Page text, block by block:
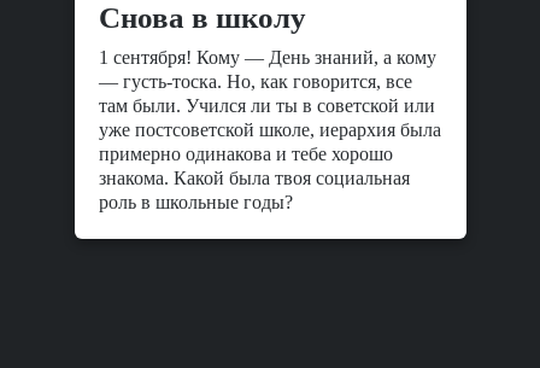
Снова в школу
1 сентября! Кому — День знаний, а кому
— густь-тоска. Но, как говорится, все
там были. Учился ли ты в советской или
уже постсоветской школе, иерархия была
примерно одинакова и тебе хорошо
знакома. Какой была твоя социальная
роль в школьные годы?